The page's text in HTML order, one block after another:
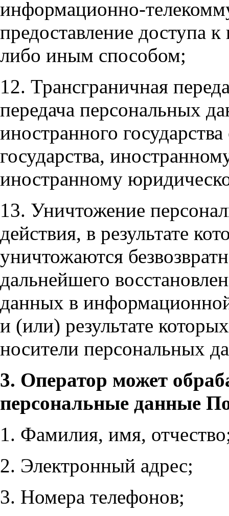
информационно-
предоставление доступа
либо иным способом;
12. Трансграничная
передача персональных
иностранного
государства,
иностранному
13. Уничтожение
действия, в результате
уничтожаются
дальнейшего
данных в
и (или) результате
носители персональных
3. Оператор может
персональные данные
1. Фамилия, имя,
2. Электронный адрес;
3. Номера телефонов;